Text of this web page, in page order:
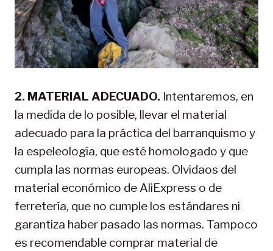
2. MATERIAL ADECUADO. Intentaremos, en
la medida de lo posible, llevar el material
adecuado para la práctica del barranquismo y
la espeleología, que esté homologado y que
cumpla las normas europeas. Olvidaos del
material económico de AliExpress o de
ferretería, que no cumple los estándares ni
garantiza haber pasado las normas. Tampoco
es recomendable comprar material de